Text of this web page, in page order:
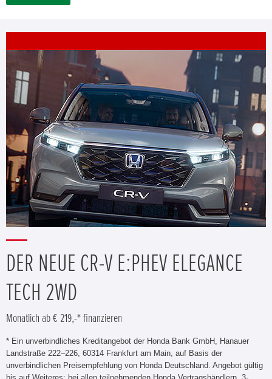
DER NEUE CR-V E:PHEV ELEGANCE
TECH 2WD
Monatlich ab € 219,-* finanzieren
* Ein unverbindliches Kreditangebot der Honda Bank GmbH, Hanauer
Landstraße 222–226, 60314 Frankfurt am Main, auf Basis der
unverbindlichen Preisempfehlung von Honda Deutschland. Angebot gültig